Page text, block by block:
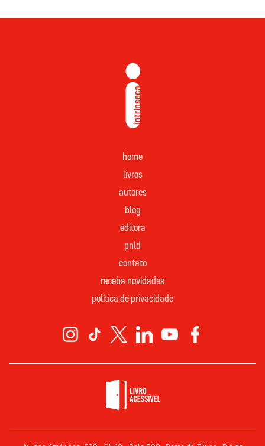
home
livros
autores
blog
editora
pnld
contato
receba novidades
política de privacidade